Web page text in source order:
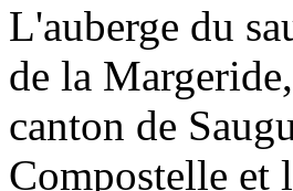
L'auberge du
de la
canton de
Compostelle et